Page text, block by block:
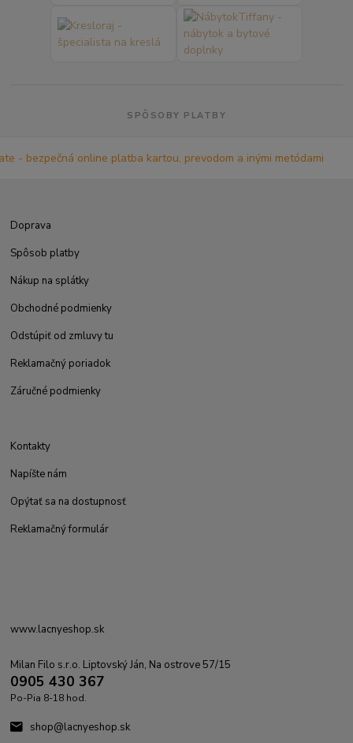
SPÔSOBY PLATBY
Doprava
Spôsob platby
Nákup na splátky
Obchodné podmienky
Odstúpiť od zmluvy tu
Reklamačný poriadok
Záručné podmienky
Kontakty
Napíšte nám
Opýtať sa na dostupnosť
Reklamačný formulár
www.lacnyeshop.sk
Milan Filo s.r.o. Liptovský Ján, Na ostrove 57/15
0905 430 367
Po-Pia 8-18 hod.
shop@lacnyeshop.sk